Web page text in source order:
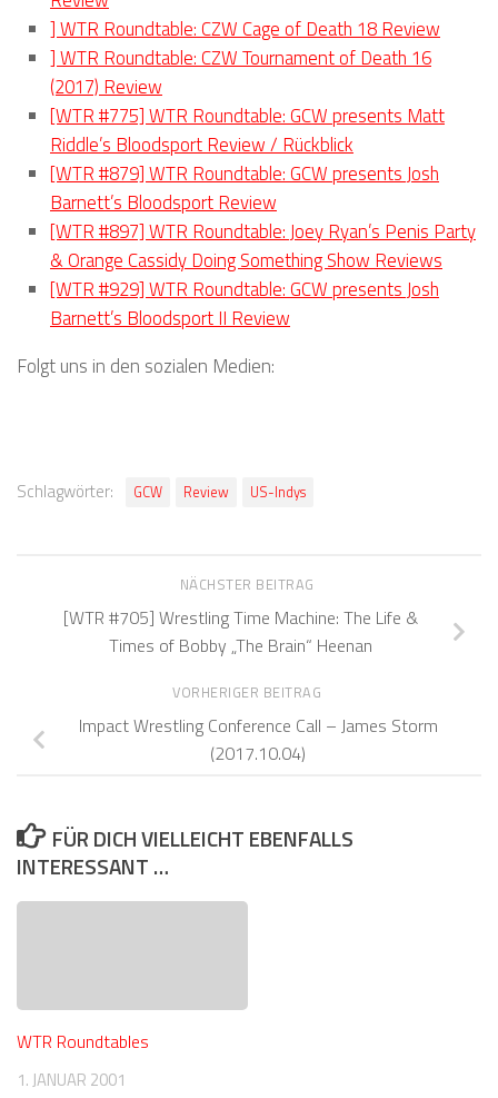
] WTR Roundtable: CZW Cage of Death 18 Review
] WTR Roundtable: CZW Tournament of Death 16
(2017) Review
[WTR #775] WTR Roundtable: GCW presents Matt
Riddle’s Bloodsport Review / Rückblick
[WTR #879] WTR Roundtable: GCW presents Josh
Barnett’s Bloodsport Review
[WTR #897] WTR Roundtable: Joey Ryan’s Penis Party
& Orange Cassidy Doing Something Show Reviews
[WTR #929] WTR Roundtable: GCW presents Josh
Barnett’s Bloodsport II Review
Folgt uns in den sozialen Medien:
Schlagwörter: GCW Review US-Indys
NÄCHSTER BEITRAG
[WTR #705] Wrestling Time Machine: The Life &
Times of Bobby „The Brain“ Heenan
VORHERIGER BEITRAG
Impact Wrestling Conference Call – James Storm
(2017.10.04)
FÜR DICH VIELLEICHT EBENFALLS
INTERESSANT …
WTR Roundtables
1. JANUAR 2001